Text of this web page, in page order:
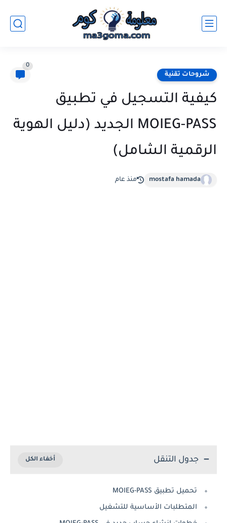
شروحات تقنية
0
كيفية التسجيل في تطبيق
MOIEG-PASS الجديد (دليل الهوية
الرقمية الشامل)
mostafa hamada منذ عام
جدول التنقل
تحميل تطبيق MOIEG-PASS
المتطلبات الأساسية للتشغيل